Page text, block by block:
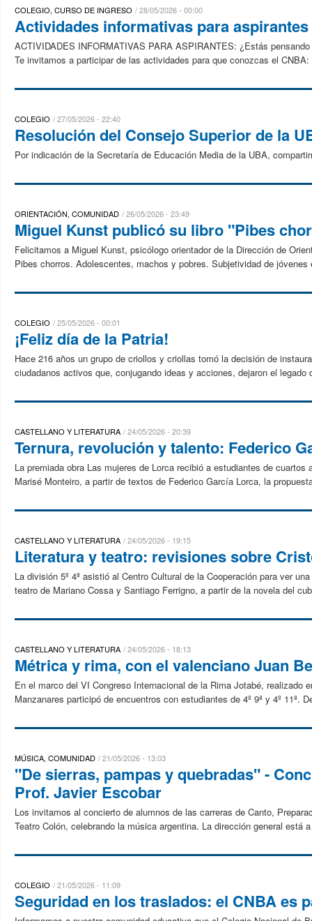
COLEGIO, CURSO DE INGRESO 28/05/2026 - 00:00
Actividades informativas para aspirantes
ACTIVIDADES INFORMATIVAS PARA ASPIRANTES: ¿Estás
Te invitamos a participar de las actividades para que conozcas el
COLEGIO 27/05/2026 - 22:40
Resolución del Consejo Superior de la
Por indicación de la Secretaría de Educación Media de la UBA,
ORIENTACIÓN, COMUNIDAD 26/05/2026 - 23:49
Miguel Kunst publicó su libro "Pibes
Felicitamos a Miguel Kunst, psicólogo orientador de la Dirección de
Pibes chorros. Adolescentes, machos y pobres. Subjetividad de
COLEGIO 25/05/2026 - 00:01
¡Feliz día de la Patria!
Hace 216 años un grupo de criollos y criollas tomó la decisión de
ciudadanos activos que, conjugando ideas y acciones, dejaron el legado
CASTELLANO Y LITERATURA 24/05/2026 - 20:39
Ternura, revolución y talento: Federico
La premiada obra Las mujeres de Lorca recibió a estudiantes de
Marisé Monteiro, a partir de textos de Federico García Lorca, la
CASTELLANO Y LITERATURA 24/05/2026 - 19:15
Literatura y teatro: revisiones sobre
La división 5º 4ª asistió al Centro Cultural de la Cooperación para ver
teatro de Mariano Cossa y Santiago Ferrigno, a partir de la novela del
CASTELLANO Y LITERATURA 24/05/2026 - 18:13
Métrica y rima, con el valenciano Juan
En el marco del VI Congreso Internacional de la Rima Jotabé,
Manzanares participó de encuentros con estudiantes de 4º 9ª y 4º 11ª.
MÚSICA, COMUNIDAD 21/05/2026 - 13:03
"De sierras, pampas y quebradas" -
Prof. Javier Escobar
Los invitamos al concierto de alumnos de las carreras de Canto,
Teatro Colón, celebrando la música argentina. La dirección general está
COLEGIO 21/05/2026 - 11:09
Seguridad en los traslados: el CNBA es